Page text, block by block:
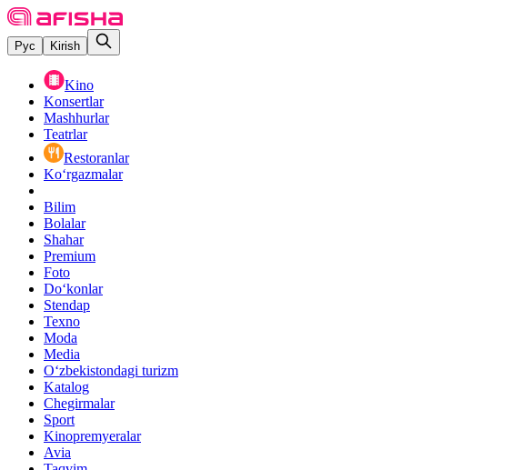
Рус Kirish
Kino
Konsertlar
Mashhurlar
Teatrlar
Restoranlar
Ko‘rgazmalar
Bilim
Bolalar
Shahar
Premium
Foto
Do‘konlar
Stendap
Texno
Moda
Media
O‘zbekistondagi turizm
Katalog
Chegirmalar
Sport
Kinopremyeralar
Avia